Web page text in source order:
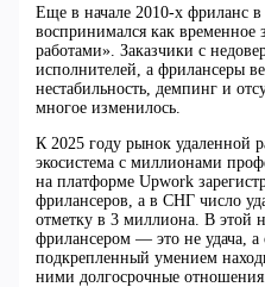
Еще в начале 2010-х фриланс в
воспринимался как
работами». Заказчики с
исполнителей, а фрилансеры
нестабильность, демпинг и
многое изменилось.
К 2025 году рынок удаленной
экосистема с миллионами
на платформе Upwork
фрилансеров, а в СНГ число
отметку в 3 миллиона. В этой
фрилансером — это не удача, а
подкрепленный умением
ними долгосрочные отношения.